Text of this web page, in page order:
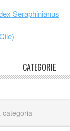
Seraphinianus
CATEGORIE